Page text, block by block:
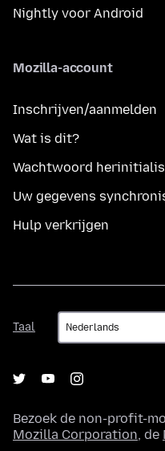
Nightly voor Android
Mozilla-account
Inschrijven/aanmelden
Wat is dit?
Wachtwoord
Uw gegevens
Hulp verkrijgen
Taal
Taal
Bezoek de non-profit-
Mozilla Corporation, de